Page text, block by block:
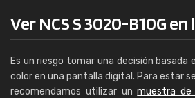
Ver NCS S 3020-B10G en
Es un riesgo tomar una decisión basada
color en una pantalla digital. Para estar
recomendamos utilizar unmuestra de